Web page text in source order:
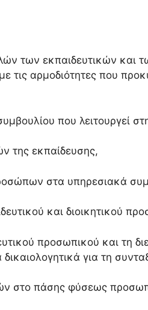
των εκπαιδευτικών και
τις αρμοδιότητες που
που λειτουργεί
της εκπαίδευσης,
στα υπηρεσιακά
και διοικητικού
προσωπικού και τη
για τη
στο πάσης φύσεως